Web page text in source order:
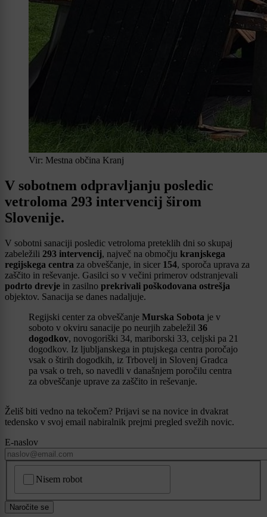
Vir: Mestna občina Kranj
V sobotnem odpravljanju posledic
vetroloma 293 intervencij širom
Slovenije.
V sobotni sanaciji posledic vetroloma preteklih dni so skupaj
zabeležili 293 intervencij, največ na območju kranjskega
regijskega centra za obveščanje, in sicer 154, sporoča uprava za
zaščito in reševanje. Gasilci so v večini primerov odstranjevali
podrto drevje in zasilno prekrivali poškodovana ostrešja
objektov. Sanacija se danes nadaljuje.
Regijski center za obveščanje Murska Sobota je v
soboto v okviru sanacije po neurjih zabeležil 36
dogodkov, novogoriški 34, mariborski 33, celjski pa 21
dogodkov. Iz ljubljanskega in ptujskega centra poročajo
vsak o štirih dogodkih, iz Trbovelj in Slovenj Gradca
pa vsak o treh, so navedli v današnjem poročilu centra
za obveščanje uprave za zaščito in reševanje.
Želiš biti vedno na tekočem? Prijavi se na novice in dvakrat
tedensko v svoj email nabiralnik prejmi pregled svežih novic.
E-naslov
Nisem robot
Naročite se